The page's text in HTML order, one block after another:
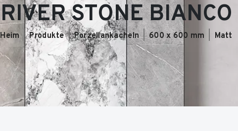
RIVER STONE BIANCO
Heim Produkte Porzellankacheln 600 x 600 mm Matt